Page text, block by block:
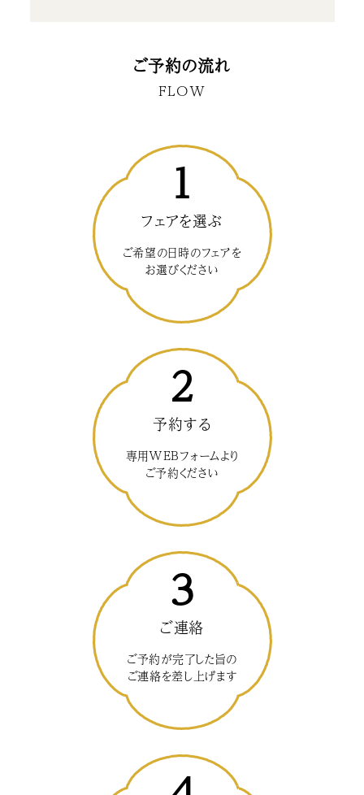
ご予約の流れ
FLOW
1
フェアを選ぶ
ご希望の日時のフェアを
お選びください
2
予約する
専用WEBフォームより
ご予約ください
3
ご連絡
ご予約が完了した旨の
ご連絡を差し上げます